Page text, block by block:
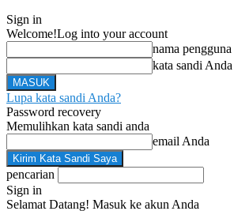
Sign in
Welcome!Log into your account
nama pengguna
kata sandi Anda
Lupa kata sandi Anda?
Password recovery
Memulihkan kata sandi anda
email Anda
pencarian
Sign in
Selamat Datang! Masuk ke akun Anda